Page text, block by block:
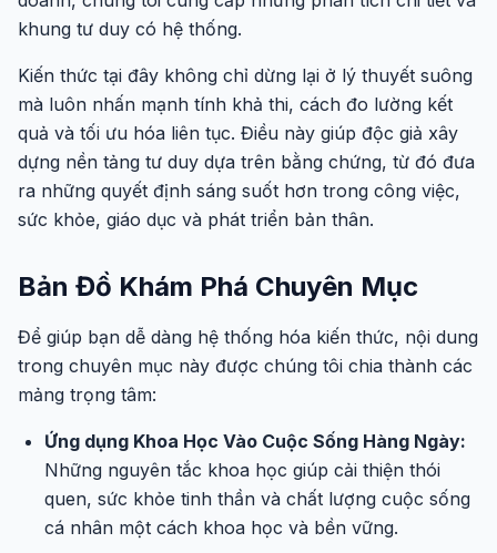
khung tư duy có hệ thống.
Kiến thức tại đây không chỉ dừng lại ở lý thuyết suông
mà luôn nhấn mạnh tính khả thi, cách đo lường kết
quả và tối ưu hóa liên tục. Điều này giúp độc giả xây
dựng nền tảng tư duy dựa trên bằng chứng, từ đó đưa
ra những quyết định sáng suốt hơn trong công việc,
sức khỏe, giáo dục và phát triển bản thân.
Bản Đồ Khám Phá Chuyên Mục
Để giúp bạn dễ dàng hệ thống hóa kiến thức, nội dung
trong chuyên mục này được chúng tôi chia thành các
mảng trọng tâm:
Ứng dụng Khoa Học Vào Cuộc Sống Hàng Ngày:
Những nguyên tắc khoa học giúp cải thiện thói
quen, sức khỏe tinh thần và chất lượng cuộc sống
cá nhân một cách khoa học và bền vững.